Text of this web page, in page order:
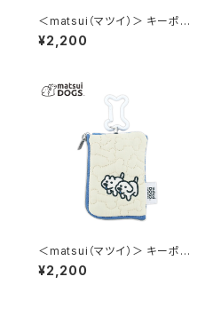
＜matsui（マツイ）＞ キーポー
チ（リール付き） matsui DOGS
LMA-G005-GY（グレー）
¥2,200
＜matsui（マツイ）＞ キーポー
チ（リール付き） matsui DOGS
LMA-G005-BL（ブルー）
¥2,200